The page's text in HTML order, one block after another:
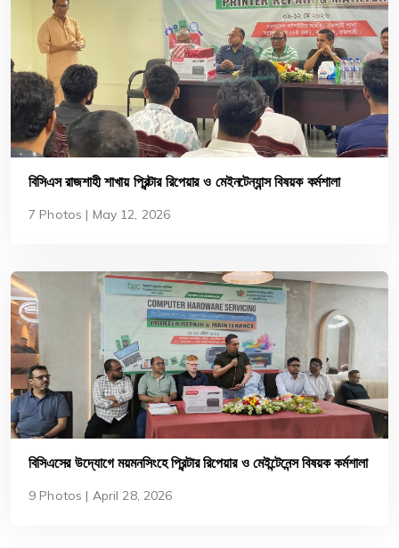
বিসিএস রাজশাহী শাখায় প্রিন্টার রিপেয়ার ও মেইনটেন্যান্স বিষয়ক কর্মশালা
অনুষ্ঠিত
7 Photos | May 12, 2026
বিসিএসের উদ্যোগে ময়মনসিংহে প্রিন্টার রিপেয়ার ও মেইন্টেনেন্স বিষয়ক কর্মশালা
অনুষ্ঠিত
9 Photos | April 28, 2026